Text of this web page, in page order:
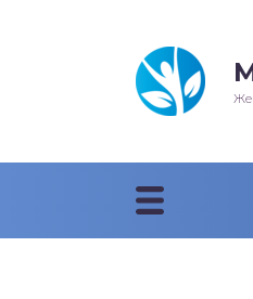
прически 2018
стрижки 2018